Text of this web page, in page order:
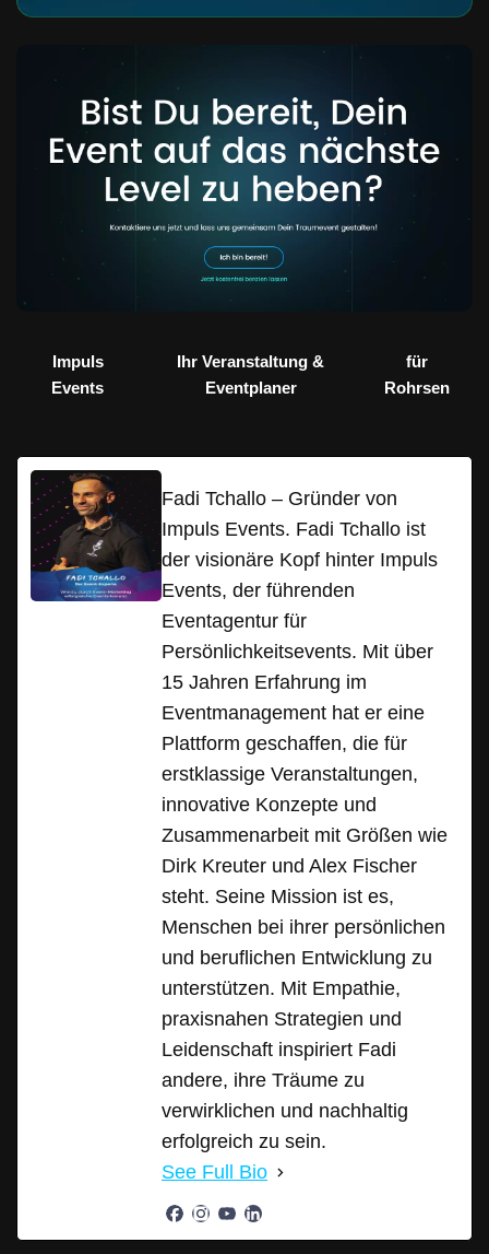
Impuls
Events
Ihr Veranstaltung &
Eventplaner
für
Rohrsen
Fadi Tchallo – Gründer von
Impuls Events. Fadi Tchallo ist
der visionäre Kopf hinter Impuls
Events, der führenden
Eventagentur für
Persönlichkeitsevents. Mit über
15 Jahren Erfahrung im
Eventmanagement hat er eine
Plattform geschaffen, die für
erstklassige Veranstaltungen,
innovative Konzepte und
Zusammenarbeit mit Größen wie
Dirk Kreuter und Alex Fischer
steht. Seine Mission ist es,
Menschen bei ihrer persönlichen
und beruflichen Entwicklung zu
unterstützen. Mit Empathie,
praxisnahen Strategien und
Leidenschaft inspiriert Fadi
andere, ihre Träume zu
verwirklichen und nachhaltig
erfolgreich zu sein.
See Full Bio